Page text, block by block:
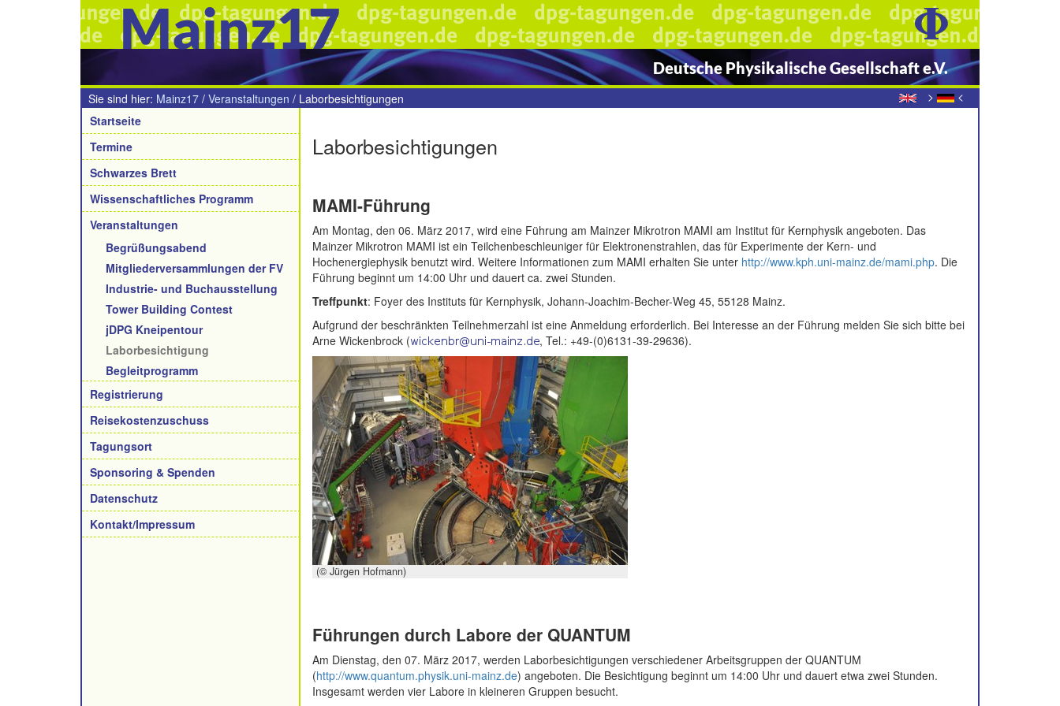
Mainz17
Deutsche Physikalische Gesellschaft e.V.
> <
Sie sind hier: Mainz17 / Veranstaltungen / Laborbesichtigungen
Navigation
Startseite
Termine
Schwarzes Brett
Wissenschaftliches Programm
Veranstaltungen
Begrüßungsabend
Mitgliederversammlungen der FV
Industrie- und Buchausstellung
Tower Building Contest
jDPG Kneipentour
Laborbesichtigung
Begleitprogramm
Registrierung
Reisekostenzuschuss
Tagungsort
Sponsoring & Spenden
Datenschutz
Kontakt/Impressum
Laborbesichtigungen
MAMI-Führung
Am Montag, den 06. März 2017, wird eine Führung am Mainzer Mikrotron MAMI am Institut für Kernphysik angeboten. Das
Mainzer Mikrotron MAMI ist ein Teilchenbeschleuniger für Elektronenstrahlen, das für Experimente der Kern- und
Hochenergiephysik benutzt wird. Weitere Informationen zum MAMI erhalten Sie unter http://www.kph.uni-mainz.de/mami.php. Die
Führung beginnt um 14:00 Uhr und dauert ca. zwei Stunden.
Treffpunkt: Foyer des Instituts für Kernphysik, Johann-Joachim-Becher-Weg 45, 55128 Mainz.
Aufgrund der beschränkten Teilnehmerzahl ist eine Anmeldung erforderlich. Bei Interesse an der Führung melden Sie sich bitte bei
Arne Wickenbrock (
, Tel.: +49-(0)6131-39-29636).
(© Jürgen Hofmann)
Führungen durch Labore der QUANTUM
Am Dienstag, den 07. März 2017, werden Laborbesichtigungen verschiedener Arbeitsgruppen der QUANTUM
(http://www.quantum.physik.uni-mainz.de) angeboten. Die Besichtigung beginnt um 14:00 Uhr und dauert etwa zwei Stunden.
Insgesamt werden vier Labore in kleineren Gruppen besucht.